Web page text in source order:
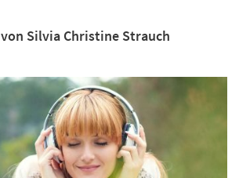
von Silvia Christine Strauch